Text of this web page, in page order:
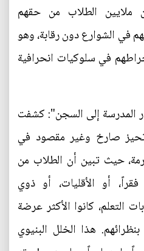
ملايين الطلاب من حقهم
في الشوارع دون رقابة، وهو
في سلوكيات انحرافية
المدرسة إلى السجن": كشفت
تحيز صارخ وغير مقصود في
حيث تبين أن الطلاب من
فقراً، أو الأقليات، أو ذوي
التعلم، كانوا الأكثر عرضة
بنظرائهم. هذا الخلل البنيوي